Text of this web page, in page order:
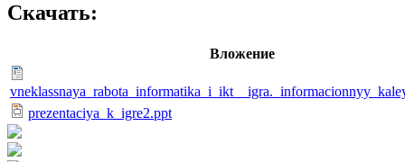
Скачать:
Вложение
prezentaciya_k_igre2.ppt